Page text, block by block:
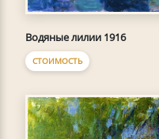
Водяные лилии 1916
СТОИМОСТЬ